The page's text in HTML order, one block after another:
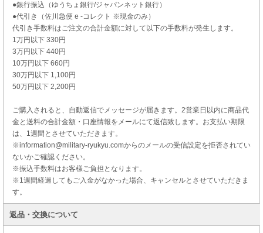
●銀行振込（ゆうちょ銀行/ジャパンネット銀行）
●代引き（佐川急便 e -コレクト ※現金のみ）
代引き手数料はご注文の合計金額に対して以下の手数料が発生します。
1万円以下 330円
3万円以下 440円
10万円以下 660円
30万円以下 1,100円
50万円以下 2,200円
ご購入されると、自動返信でメッセージが届きます。2営業日以内に商品代
金と送料の合計金額・口座情報をメールにて返信致します。お支払い期限
は、1週間とさせていただきます。
※information@military-ryukyu.comからのメールの受信設定を拒否されてい
ないかご確認ください。
※振込手数料はお客様ご負担となります。
※1週間経過してもご入金がなかった場合、キャンセルとさせていただきま
す。
返品・交換について